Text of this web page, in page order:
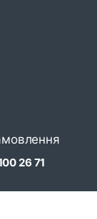
26 71